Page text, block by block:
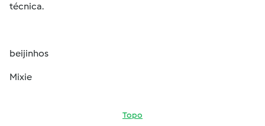
técnica.
beijinhos
Mixie
Topo